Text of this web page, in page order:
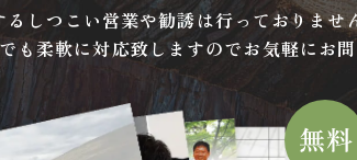
るしつこい営業や勧誘は行っておりませ
も柔軟に対応致しますのでお気軽にお